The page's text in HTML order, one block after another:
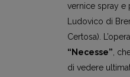
vernice spray e
Ludovico di
Certosa).
“Necesse” ,
di vedere